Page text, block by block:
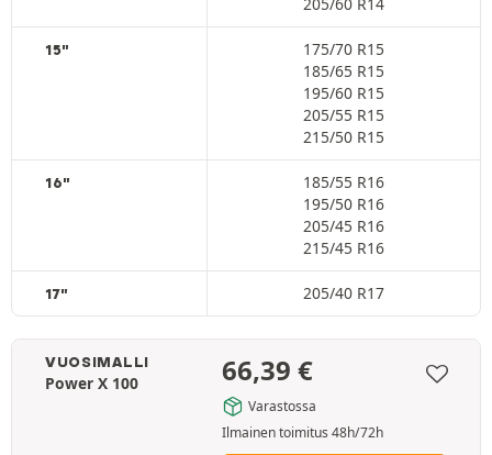
15"
175/70 R15
185/65 R15
195/60 R15
205/55 R15
215/50 R15
16"
185/55 R16
195/50 R16
205/45 R16
215/45 R16
17" 205/40 R17
VUOSIMALLI
Power X 100 66,39 €
Varastossa
Ilmainen toimitus 48h/72h